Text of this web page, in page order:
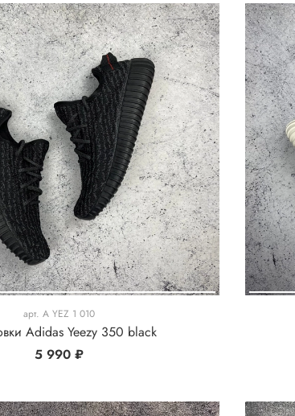
арт. A YEZ 1 010
Adidas Yeezy 350 black
5 990 ₽